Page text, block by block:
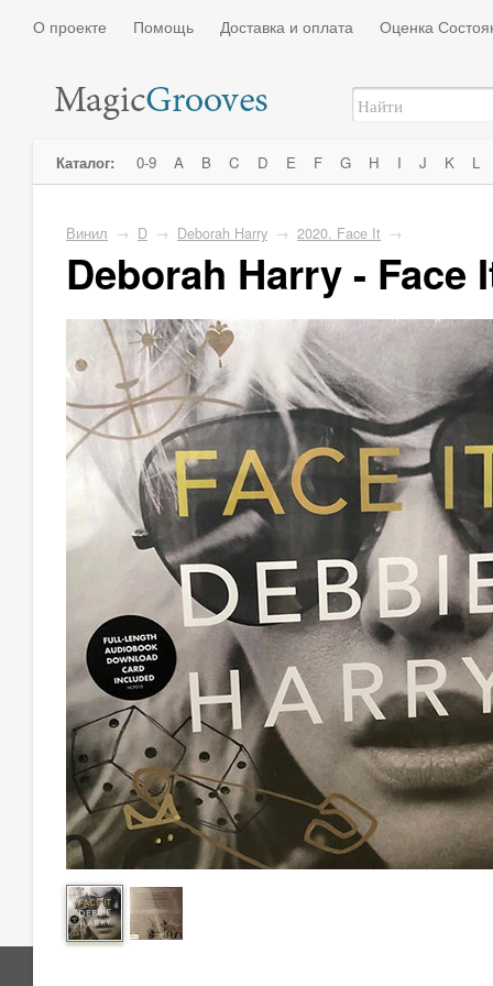
О проекте Помощь Доставка и оплата Оценка
Каталог: 0-9 A B C D E F G H I J K L
Винил → D → Deborah Harry → 2020. Face It →
Deborah Harry - Face